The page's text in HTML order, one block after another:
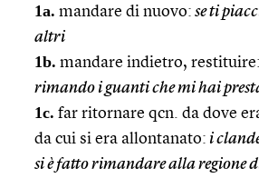
1a. mandare di nuovo: se ti
altri
1b. mandare indietro, restituire:
rimando i guanti che mi hai
1c. far ritornare qcn. da dove
da cui si era allontanato: i
si è fatto rimandare alla regione